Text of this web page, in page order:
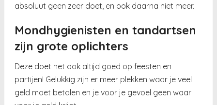
absoluut geen zeer doet, en ook daarna niet meer.
Mondhygienisten en tandartsen
zijn grote oplichters
Deze doet het ook altijd goed op feesten en
partijen! Gelukkig zijn er meer plekken waar je veel
geld moet betalen en je voor je gevoel geen waar